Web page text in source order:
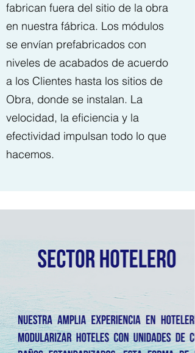
fabrican fuera del sitio de la obra
en nuestra fábrica. Los módulos
se envían prefabricados con
niveles de acabados de acuerdo
a los Clientes hasta los sitios de
Obra, donde se instalan. La
velocidad, la eficiencia y la
efectividad impulsan todo lo que
hacemos.